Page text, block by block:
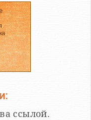
ссылой.